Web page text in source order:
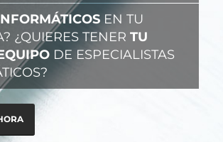
EN TU
¿QUIERES TENER TU
DE ESPECIALISTAS